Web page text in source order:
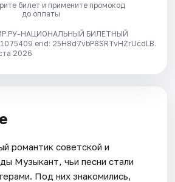
билет и примените промокод
до оплаты
НАЦИОНАЛЬНЫЙ БИЛЕТНЫЙ
erid: 25H8d7vbP8SRTvHZrUcdLB.
2026
романтик советской и
Музыкант, чьи песни стали
Под них знакомились,